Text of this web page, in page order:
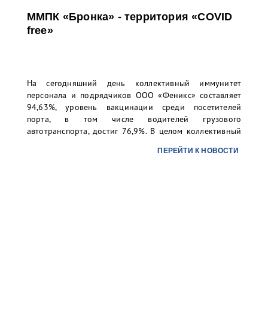
ММПК «Бронка» - территория «COVID
free»
На сегодняшний день коллективный иммунитет
персонала и подрядчиков ООО «Феникс» составляет
94,63%, уровень вакцинации среди посетителей
порта, в том числе водителей грузового
автотранспорта, достиг 76,9%. В целом коллективный
ММПК «Бронка» территорией, свободной от COVID.
ПЕРЕЙТИ К НОВОСТИ